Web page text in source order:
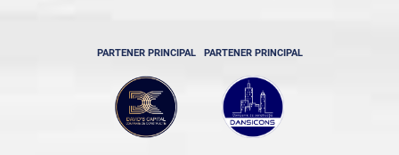
PARTENER PRINCIPAL PARTENER PRINCIPAL